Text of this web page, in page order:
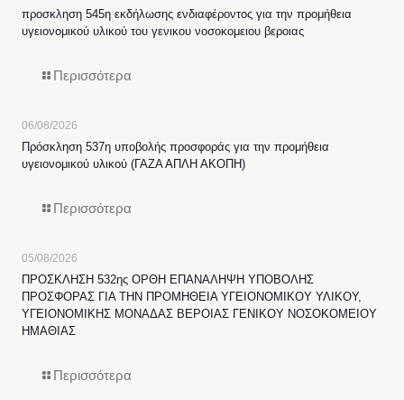
προσκληση 545η εκδήλωσης ενδιαφέροντος για την προμήθεια
υγειονομικού υλικού του γενικου νοσοκομειου βεροιας
Περισσότερα
06/08/2026
Πρόσκληση 537η υποβολής προσφοράς για την προμήθεια
υγειονομικού υλικού (ΓΑΖΑ ΑΠΛΗ ΑΚΟΠΗ)
Περισσότερα
05/08/2026
ΠΡΟΣΚΛΗΣΗ 532ης ΟΡΘΗ ΕΠΑΝΑΛΗΨΗ ΥΠΟΒΟΛΗΣ
ΠΡΟΣΦΟΡΑΣ ΓΙΑ ΤΗΝ ΠΡΟΜΗΘΕΙΑ ΥΓΕΙΟΝΟΜΙΚΟΥ ΥΛΙΚΟΥ,
ΥΓΕΙΟΝΟΜΙΚΗΣ ΜΟΝΑΔΑΣ ΒΕΡΟΙΑΣ ΓΕΝΙΚΟΥ ΝΟΣΟΚΟΜΕΙΟΥ
ΗΜΑΘΙΑΣ
Περισσότερα